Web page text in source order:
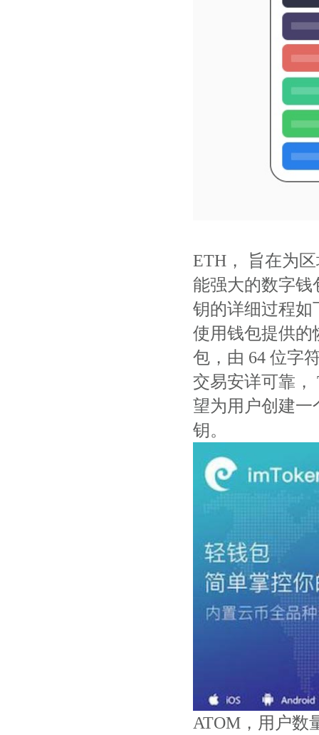
ETH， 旨在为
能强大的数字钱
钥的详细过程如
使用钱包提供的
包，由 64 位字
交易安详可靠，
望为用户创建一
钥。
ATOM，用户数